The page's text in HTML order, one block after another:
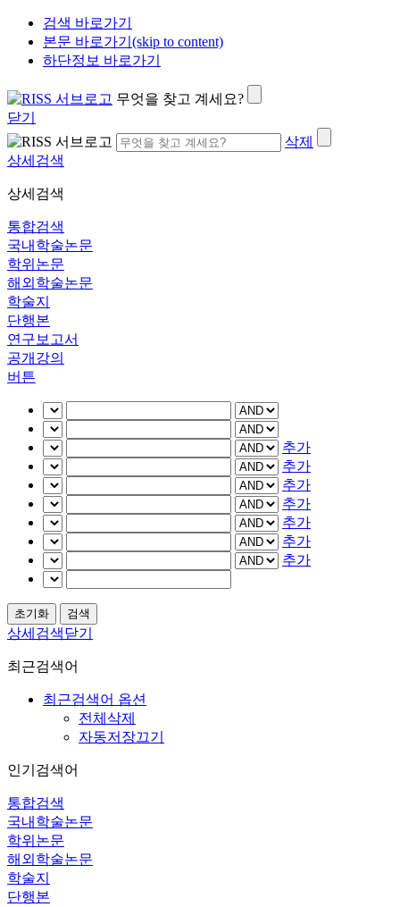
검색 바로가기
본문 바로가기(skip to content)
하단정보 바로가기
무엇을 찾고 계세요?
닫기
삭제
상세검색
상세검색
통합검색
국내학술논문
학위논문
해외학술논문
학술지
단행본
연구보고서
공개강의
버튼
추가
추가
추가
추가
추가
추가
추가
상세검색닫기
최근검색어
최근검색어 옵션
전체삭제
자동저장끄기
인기검색어
통합검색
국내학술논문
학위논문
해외학술논문
학술지
단행본